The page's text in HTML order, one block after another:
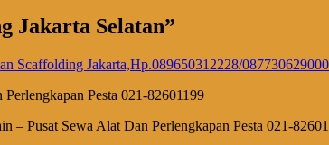
Jakarta Selatan”
Scaffolding Jakarta,Hp.089650312228/087730629000
Pesta 021-82601199
Pusat Sewa Alat Dan Perlengkapan Pesta 021-